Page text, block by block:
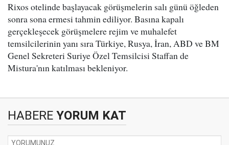
Rixos otelinde başlayacak görüşmelerin salı günü öğleden
sonra sona ermesi tahmin ediliyor. Basına kapalı
gerçekleşecek görüşmelere rejim ve muhalefet
temsilcilerinin yanı sıra Türkiye, Rusya, İran, ABD ve BM
Genel Sekreteri Suriye Özel Temsilcisi Staffan de
Mistura'nın katılması bekleniyor.
HABERE YORUM KAT